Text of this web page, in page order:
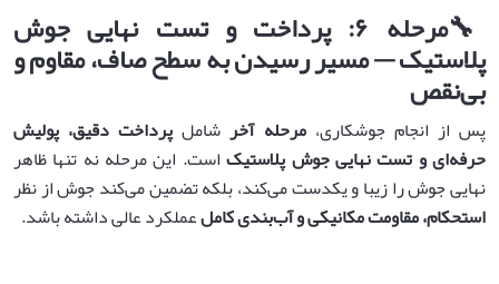
🔧مرحله ۶: پرداخت و تست نهایی جوش
پلاستیک — مسیر رسیدن به سطح صاف، مقاوم و
بی‌نقص
پس از انجام جوشکاری،مرحله آخرشاملپرداخت دقیق، پولیش
حرفه‌ای و تست نهایی جوش پلاستیکاست. این مرحله نه تنها ظاهر
نهایی جوش را زیبا و یکدست می‌کند، بلکه تضمین می‌کند جوش از نظر
استحکام، مقاومت مکانیکی و آب‌بندی کاملعملکرد عالی داشته باشد.